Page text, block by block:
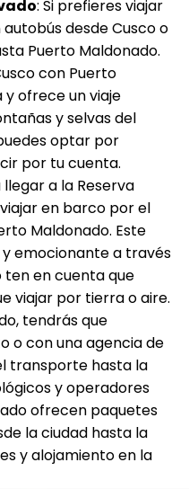
: Si prefieres viajar
desde Cusco o
Puerto Maldonado.
con Puerto
ofrece un viaje
y selvas del
optar por
por tu cuenta.
a la Reserva
en barco por el
Maldonado. Este
emocionante a través
ten en cuenta que
viajar por tierra o aire.
tendrás que
o con una agencia de
transporte hasta la
y operadores
ofrecen paquetes
la ciudad hasta la
y alojamiento en la